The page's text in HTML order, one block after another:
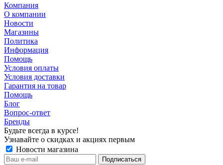
Компания
О компании
Новости
Магазины
Политика
Информация
Помощь
Условия оплаты
Условия доставки
Гарантия на товар
Помощь
Блог
Вопрос-ответ
Бренды
Будьте всегда в курсе!
Узнавайте о скидках и акциях первым
Новости магазина